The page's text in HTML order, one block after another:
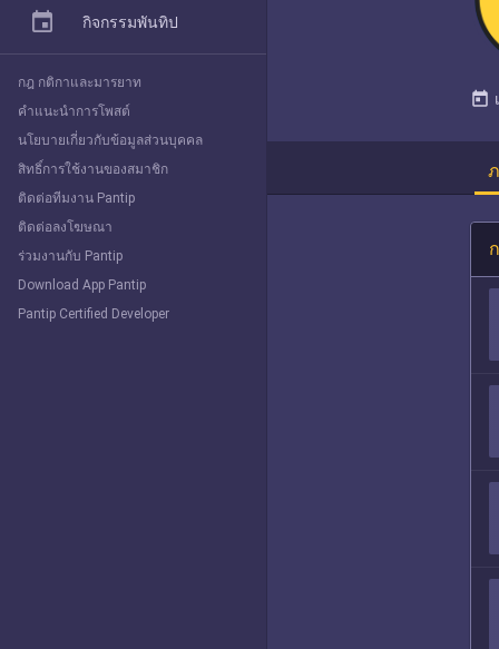
today
Explore
กิจกรรมพันทิป
กฎ กติกาและมารยาท
คำแนะนำการโพสต์
นโยบายเกี่ยวกับข้อมูลส่วนบุคคล
สิทธิ์การใช้งานของสมาชิก
ติดต่อทีมงาน Pantip
ติดต่อลงโฆษณา
ร่วมงานกับ Pantip
Download App Pantip
Pantip Certified Developer